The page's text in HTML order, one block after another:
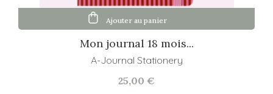
Mon journal 18 mois...
A-Journal Stationery
25,00 €
Ajouter au panier